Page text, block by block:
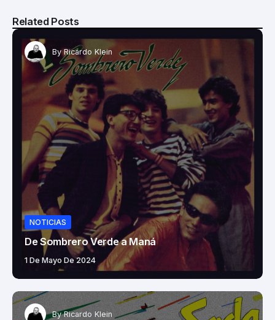
Related Posts
By Ricardo Klein
NOTICIAS
De Sombrero Verde a Maná
1 De Mayo De 2024
By Ricardo Klein